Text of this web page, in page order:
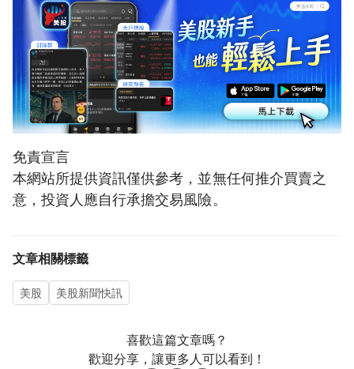
免責宣言
本網站所提供資訊僅供參考，並無任何推介買賣之
意，投資人應自行承擔交易風險。
文章相關標籤
美股 美股新聞快訊
喜歡這篇文章嗎？
歡迎分享，讓更多人可以看到！